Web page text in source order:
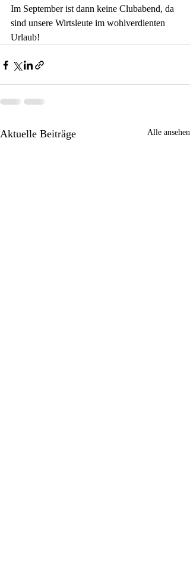
Im September ist dann keine Clubabend, da
sind unsere Wirtsleute im wohlverdienten
Urlaub!
Aktuelle Beiträge Alle ansehen